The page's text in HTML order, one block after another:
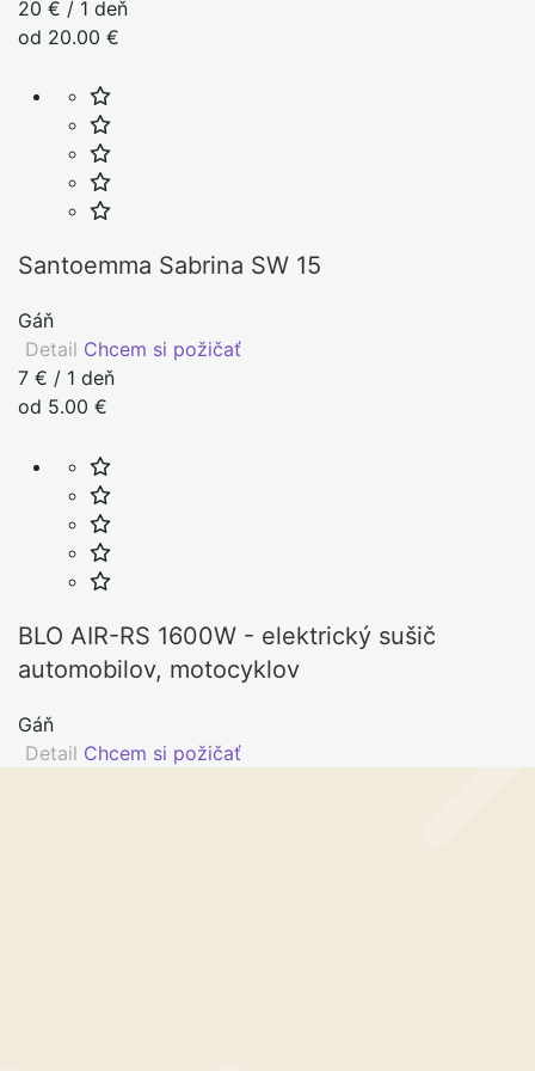
20 € / 1 deň
od 20.00 €
Santoemma Sabrina SW 15
Gáň
Detail Chcem si požičať
7 € / 1 deň
od 5.00 €
BLO AIR-RS 1600W - elektrický sušič
automobilov, motocyklov
Gáň
Detail Chcem si požičať